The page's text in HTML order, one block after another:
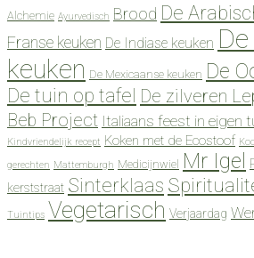
Alchemie Ayurvedisch Brood De
Franse keuken De Indiase keuken
keuken De Mexicaanse keuken De
De tuin op tafel De zilveren
Beb Project Italiaans feest in eigen
Kindvriendelijk recept Koken met de Ecostoof
gerechten Mattemburgh Medicijnwiel Mr Igel
kerststraat Sinterklaas
Tuintips Vegetarisch Verjaardag